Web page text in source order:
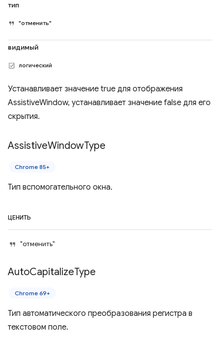
тип
"отменить"
видимый
логический
Устанавливает значение true для отображения
AssistiveWindow, устанавливает значение false для его
скрытия.
AssistiveWindowType
Chrome 85+
Тип вспомогательного окна.
ЦЕНИТЬ
"отменить"
AutoCapitalizeType
Chrome 69+
Тип автоматического преобразования регистра в
текстовом поле.